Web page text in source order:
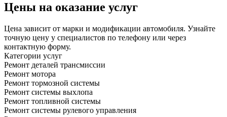
Цены на оказание услуг
Цена зависит от марки и модификации автомобиля. Узнайте
точную цену у специалистов по телефону или через
контактную форму.
Категории услуг
Ремонт деталей трансмиссии
Ремонт мотора
Ремонт тормозной системы
Ремонт системы выхлопа
Ремонт топливной системы
Ремонт системы рулевого управления